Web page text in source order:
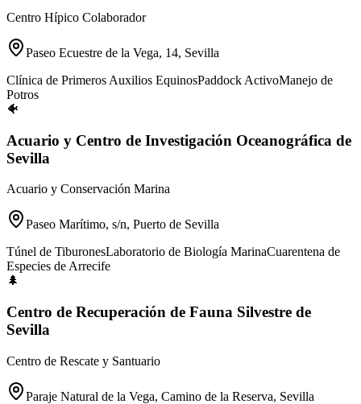
Centro Hípico Colaborador
Paseo Ecuestre de la Vega, 14, Sevilla
Clínica de Primeros Auxilios EquinosPaddock ActivoManejo de
Potros
🐠
Acuario y Centro de Investigación Oceanográfica de
Sevilla
Acuario y Conservación Marina
Paseo Marítimo, s/n, Puerto de Sevilla
Túnel de TiburonesLaboratorio de Biología MarinaCuarentena de
Especies de Arrecife
🌲
Centro de Recuperación de Fauna Silvestre de
Sevilla
Centro de Rescate y Santuario
Paraje Natural de la Vega, Camino de la Reserva, Sevilla